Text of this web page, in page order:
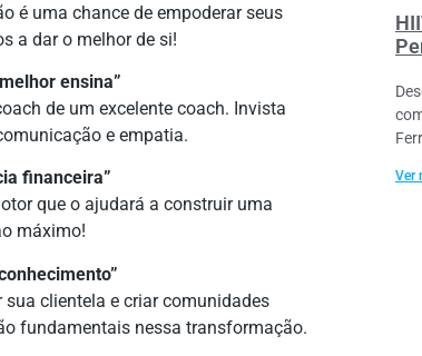
é uma chance de empoderar seus
a dar o melhor de si!
ensina”
de um excelente coach. Invista
e empatia.
financeira”
que o ajudará a construir uma
máximo!
clientela e criar comunidades
fundamentais nessa transformação.
Ver